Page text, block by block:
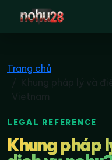
nohu28
Trang chủ
LEGAL REFERENCE
Khung pháp